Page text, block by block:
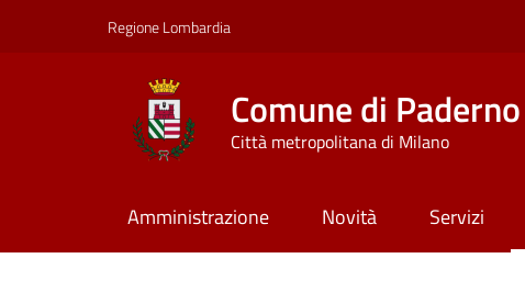
Regione Lombardia
Comune di
Città metropolitana di Milano
Amministrazione Novità Servizi